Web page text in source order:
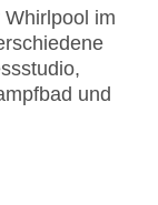
im
und